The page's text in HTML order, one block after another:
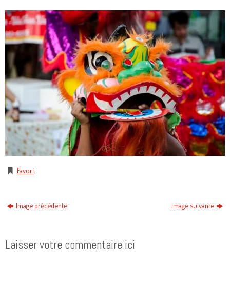
Favori
Image précédente Image suivante
Laisser votre commentaire ici